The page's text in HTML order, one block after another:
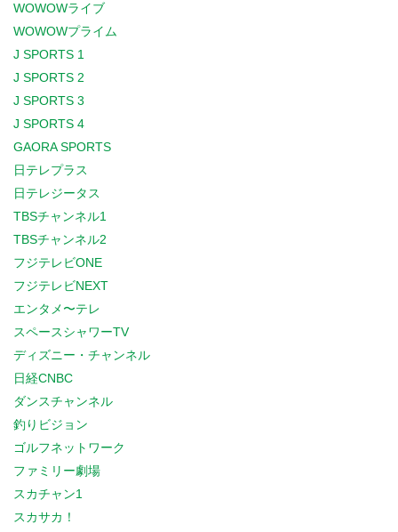
WOWOWライブ
WOWOWプライム
J SPORTS 1
J SPORTS 2
J SPORTS 3
J SPORTS 4
GAORA SPORTS
日テレプラス
日テレジータス
TBSチャンネル1
TBSチャンネル2
フジテレビONE
フジテレビNEXT
エンタメ〜テレ
スペースシャワーTV
ディズニー・チャンネル
日経CNBC
ダンスチャンネル
釣りビジョン
ゴルフネットワーク
ファミリー劇場
スカチャン1
スカサカ！